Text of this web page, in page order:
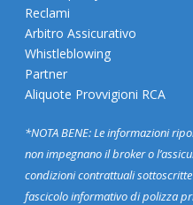
Reclami
Arbitro Assicurativo
Whistleblowing
Partner
Aliquote Provvigioni RCA
*NOTA BENE: Le informazioni
non impegnano il broker o
condizioni contrattuali
fascicolo informativo di polizza